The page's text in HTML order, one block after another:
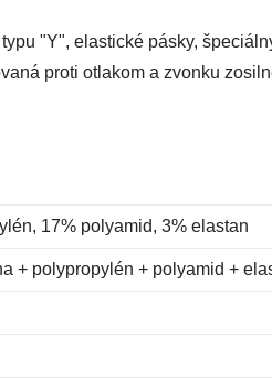
"Y", elastické pásky,
proti otlakom a zvonku
17% polyamid, 3% elastan
+ polypropylén + polyamid +